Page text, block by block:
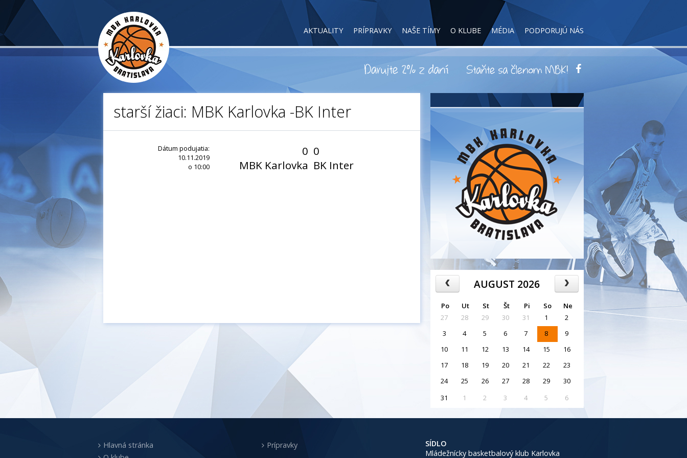
AKTUALITY PRÍPRAVKY NAŠE TÍMY O KLUBE MÉDIA PODPORUJÚ NÁS
starší žiaci: MBK Karlovka -BK Inter
Dátum podujatia:
10.11.2019
o 10:00
0
MBK Karlovka
0
BK Inter
AUGUST 2026
Po Ut St Št Pi So
Ne
27
28 29 30 31 1
2
3
4 5 6 7 8
9
10
11 12 13 14 15
16
17
18 19 20 21 22
23
24
25 26 27 28 29
30
31
1 2 3 4 5 6
Hlavná stránka
Prípravky
SÍDLO
Mládežnícky basketbalový klub Karlovka